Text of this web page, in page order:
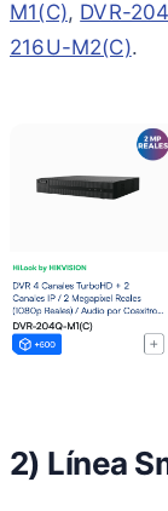
M1(C), DVR-
216U-M2(C).
2) Línea